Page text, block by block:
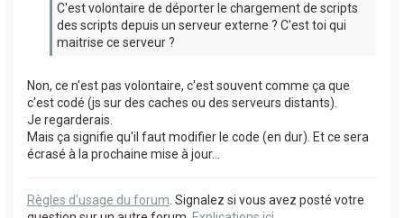
C'est volontaire de déporter le chargement de scripts
des scripts depuis un serveur externe ? C'est toi qui
maitrise ce serveur ?
Non, ce n'est pas volontaire, c'est souvent comme ça que
c'est codé (js sur des caches ou des serveurs distants).
Je regarderais.
Mais ça signifie qu'il faut modifier le code (en dur). Et ce sera
écrasé à la prochaine mise à jour...
Règles d'usage du forum . Signalez si vous avez posté votre